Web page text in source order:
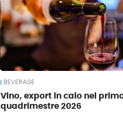
BEVERAGE
Vino, export in calo nel
quadrimestre 2026